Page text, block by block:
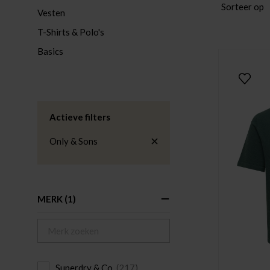
Vesten
T-Shirts & Polo's
Basics
Actieve filters
Only & Sons
MERK (1)
Superdry & Co (217)
Sorteer op